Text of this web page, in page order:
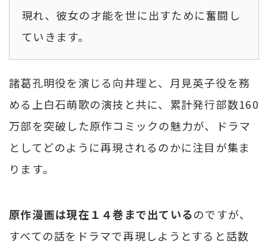
現れ、彼女の才能を世に出すために奮闘し
ていきます。
諸葛孔明役を演じる向井理と、月見英子役を務
める上白石萌歌の演技と共に、累計発行部数160
万部を突破した原作コミックの魅力が、ドラマ
としてどのように再現されるのかに注目が集ま
ります。
原作漫画は現在１４巻まで出ているのですが、
すべての話をドラマで再現しようとすると話数